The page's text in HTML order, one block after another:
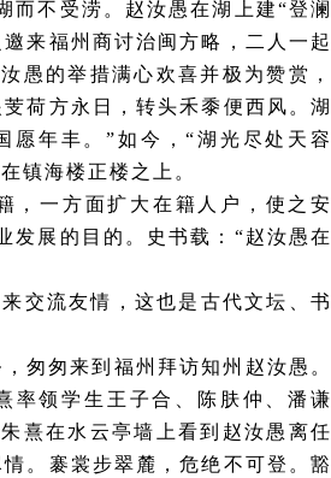
而不受涝。赵汝愚在湖上建“登澜
来福州商讨治闽方略，二人一起
愚的举措满心欢喜并极为赞赏，
荷方永日，转头禾黍便西风。湖
愿年丰。”如今，“湖光尽处天容
镇海楼正楼之上。
，一方面扩大在籍人户，使之安
发展的目的。史书载： “赵汝愚在
交流友情，这也是古代文坛、书
匆匆来到福州拜访知州赵汝愚。
率领学生王子合、陈肤仲、潘谦
熹在水云亭墙上看到赵汝愚离任
。褰裳步翠麓，危绝不可登。豁